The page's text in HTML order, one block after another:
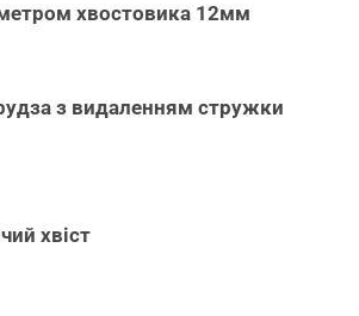
хвостовика 12мм
з видаленням стружки
хвіст